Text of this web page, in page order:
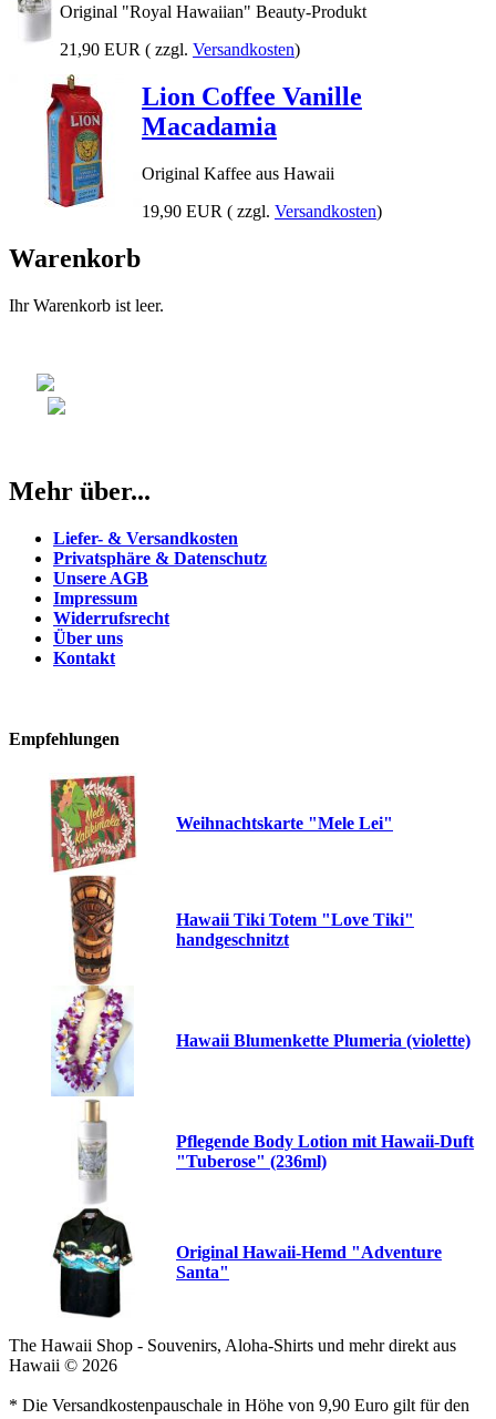
Original "Royal Hawaiian" Beauty-Produkt
21,90 EUR ( zzgl. Versandkosten)
Lion Coffee Vanille
Macadamia
Original Kaffee aus Hawaii
19,90 EUR ( zzgl. Versandkosten)
Warenkorb
Ihr Warenkorb ist leer.
Mehr über...
Liefer- & Versandkosten
Privatsphäre & Datenschutz
Unsere AGB
Impressum
Widerrufsrecht
Über uns
Kontakt
Empfehlungen
Weihnachtskarte "Mele Lei"
Hawaii Tiki Totem "Love Tiki"
handgeschnitzt
Hawaii Blumenkette Plumeria (violette)
Pflegende Body Lotion mit Hawaii-Duft
"Tuberose" (236ml)
Original Hawaii-Hemd "Adventure
Santa"
The Hawaii Shop - Souvenirs, Aloha-Shirts und mehr direkt aus
Hawaii © 2026
* Die Versandkostenpauschale in Höhe von 9,90 Euro gilt für den